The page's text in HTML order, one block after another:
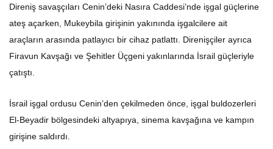
Direniş savaşçıları Cenin’deki Nasıra Caddesi’nde işgal güçlerine
ateş açarken, Mukeybila girişinin yakınında işgalcilere ait
araçların arasında patlayıcı bir cihaz patlattı. Direnişçiler ayrıca
Firavun Kavşağı ve Şehitler Üçgeni yakınlarında İsrail güçleriyle
çatıştı
İsrail işgal ordusu Cenin’den çekilmeden önce, işgal buldozerleri
El-Beyadir bölgesindeki altyapıya, sinema kavşağına ve kampın
girişine saldırdı.